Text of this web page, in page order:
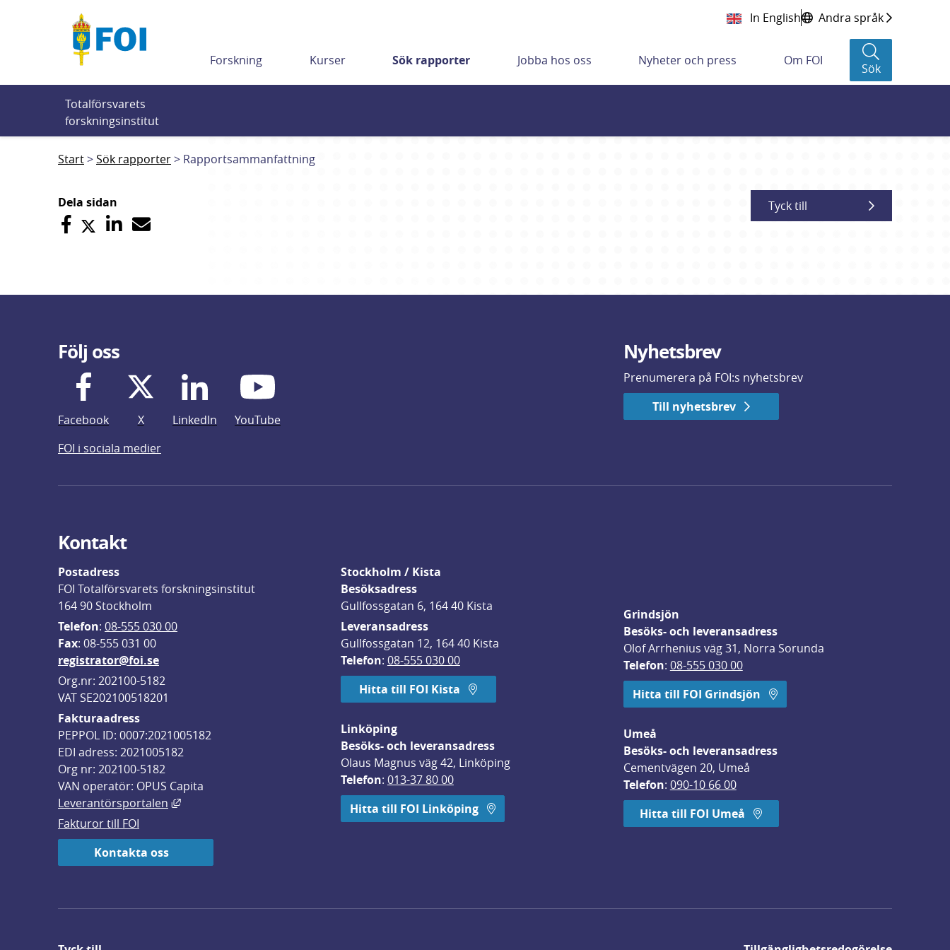
In English Andra språk
Forskning Kurser Sök rapporter Jobba hos oss Nyheter och press Om FOI
Sök
Totalförsvarets
forskningsinstitut
Start Sök rapporter Rapportsammanfattning
Dela sidan Tyck till
Följ oss
Facebook X LinkedIn
YouTube
FOI i sociala medier
Nyhetsbrev
Prenumerera på FOI:s nyhetsbrev
Till nyhetsbrev
Kontakt
Postadress
FOI Totalförsvarets forskningsinstitut
164 90 Stockholm
Telefon: 08-555 030 00
Fax: 08-555 031 00
registrator@foi.se
Org.nr: 202100-5182
VAT SE202100518201
Fakturaadress
PEPPOL ID: 0007:2021005182
EDI adress: 2021005182
Org nr: 202100-5182
VAN operatör: OPUS Capita
Leverantörsportalen
Länk till annan webbplats, öppnas i nytt fönster.
Fakturor till FOI
Kontakta oss
Stockholm / Kista
Besöksadress
Gullfossgatan 6, 164 40 Kista
Leveransadress
Gullfossgatan 12, 164 40 Kista
Telefon: 08-555 030 00
Hitta till FOI Kista
Linköping
Besöks- och leveransadress
Olaus Magnus väg 42, Linköping
Telefon: 013-37 80 00
Hitta till FOI Linköping
Grindsjön
Besöks- och leveransadress
Olof Arrhenius väg 31, Norra Sorunda
Telefon: 08-555 030 00
Hitta till FOI Grindsjön
Umeå
Besöks- och leveransadress
Cementvägen 20, Umeå
Telefon: 090-10 66 00
Hitta till FOI Umeå